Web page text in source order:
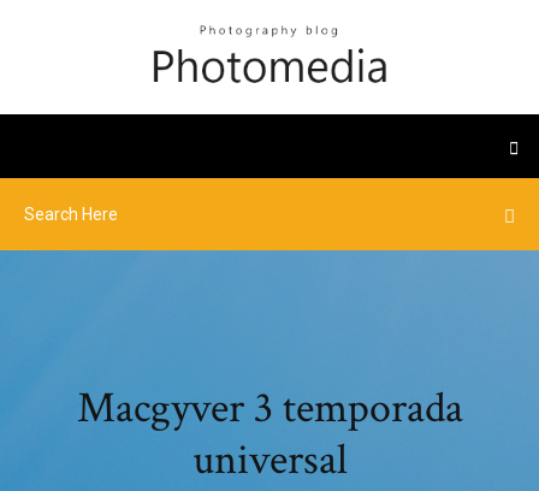
Macgyver 3 temporada
universal